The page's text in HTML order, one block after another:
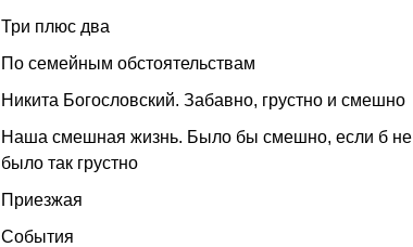
Три плюс два
По семейным обстоятельствам
Никита Богословский. Забавно, грустно и смешно
Наша смешная жизнь. Было бы смешно, если б не
было так грустно
Приезжая
События